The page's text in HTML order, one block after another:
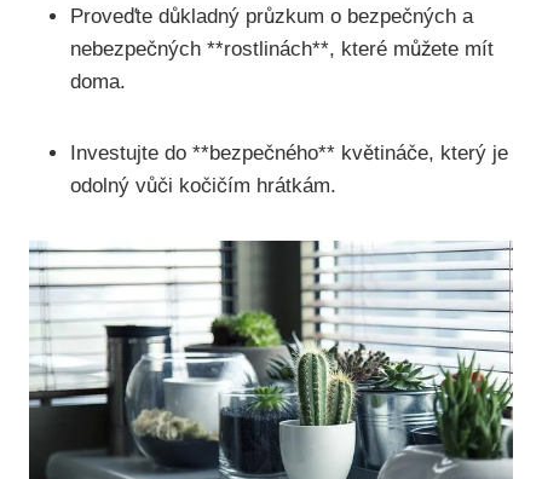
Proveďte důkladný průzkum o bezpečných a
nebezpečných **rostlinách**, které můžete mít
doma.
Investujte do **bezpečného** květináče, který je
odolný vůči kočičím hrátkám.